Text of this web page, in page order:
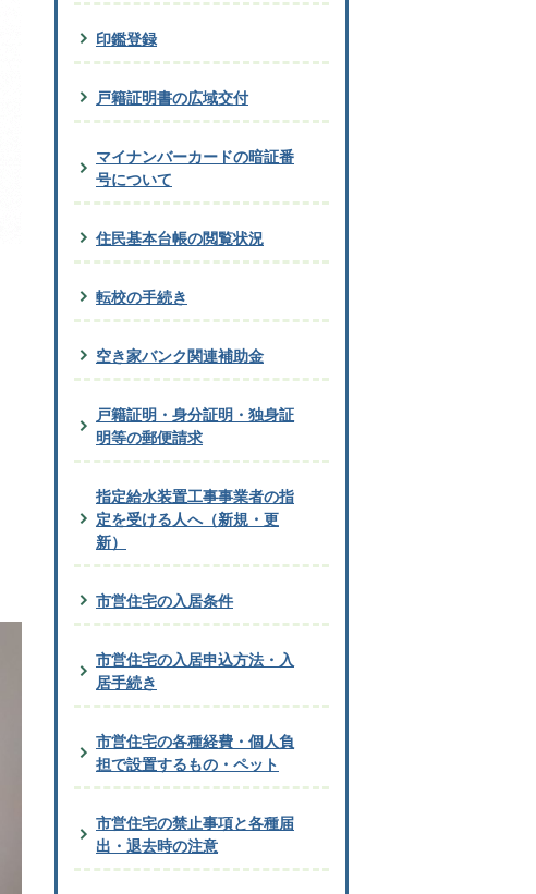
印鑑登録
戸籍証明書の広域交付
マイナンバーカードの暗証番
号について
住民基本台帳の閲覧状況
転校の手続き
空き家バンク関連補助金
戸籍証明・身分証明・独身証
明等の郵便請求
指定給水装置工事事業者の指
定を受ける人へ（新規・更
新）
市営住宅の入居条件
市営住宅の入居申込方法・入
居手続き
市営住宅の各種経費・個人負
担で設置するもの・ペット
市営住宅の禁止事項と各種届
出・退去時の注意